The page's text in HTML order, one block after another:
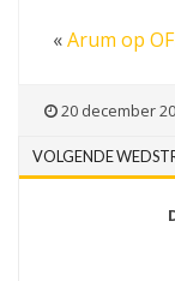
«Arum op
20 december
VOLGENDE